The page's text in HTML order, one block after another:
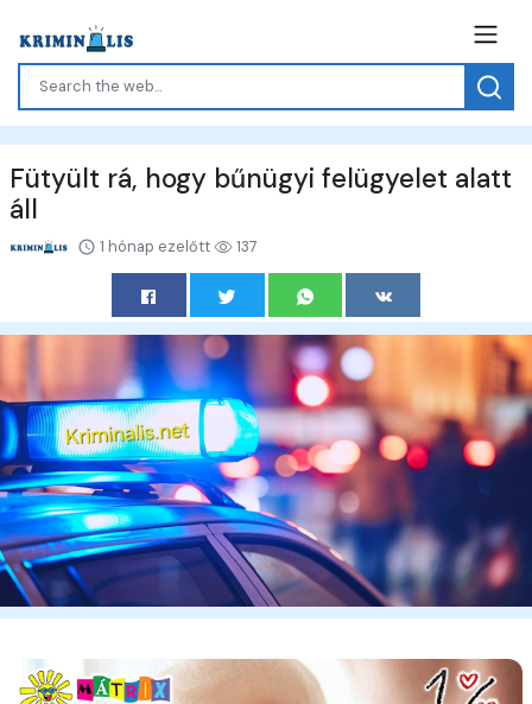
Fütyült rá, hogy bűnügyi felügyelet alatt
áll
1 hónap ezelőtt 137